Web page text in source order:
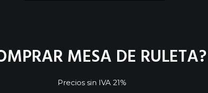
MESA DE RULETA?
Precios sin IVA 21%